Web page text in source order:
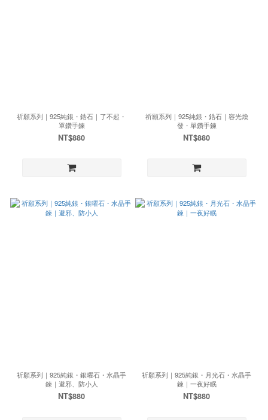
祈願系列｜925純銀・鋯石｜了不起・
單鑽手鍊
NT$880
祈願系列｜925純銀・鋯石｜容光煥
發・單鑽手鍊
NT$880
祈願系列｜925純銀・銀曜石・水晶手
鍊｜避邪、防小人
NT$880
祈願系列｜925純銀・月光石・水晶手
鍊｜一夜好眠
NT$880